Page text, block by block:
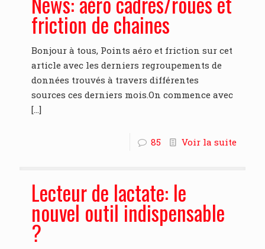
friction de chaines
Bonjour à tous, Points aéro et friction sur cet
article avec les derniers regroupements de
données trouvés à travers différentes
sources ces derniers mois.On commence avec
[…]
85 Voir la suite
Lecteur de lactate: le
nouvel outil indispensable
?